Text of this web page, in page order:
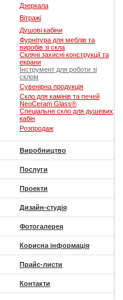
Дзеркала
Вітражі
Душові кабіни
Фурнітура для меблів та
виробів зі скла
Скляні захисні конструкції та
екрани
Інструмент для роботи зі
склом
Сувенірна продукція
Скло для камінів та печей
NeoCeram Glass®
Спеціальне скло для душевих
кабін
Розпродаж
Виробництво
Послуги
Проекти
Дизайн-студія
Фотогалерея
Корисна інформація
Прайс-листи
Контакти